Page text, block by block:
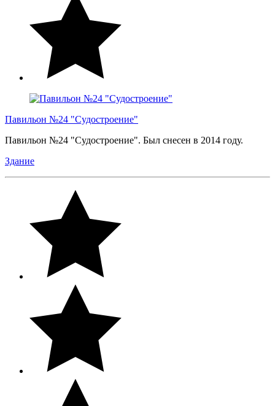
Павильон №24 "Судостроение"
Павильон №24 "Судостроение". Был снесен в 2014 году.
Здание